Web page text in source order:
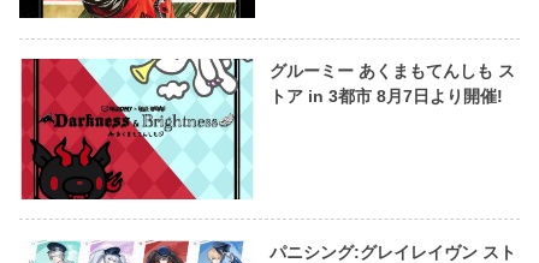
グルーミー あくまもてんしも ス
トア in 3都市 8月7日より開催!
パニシング:グレイレイヴン スト